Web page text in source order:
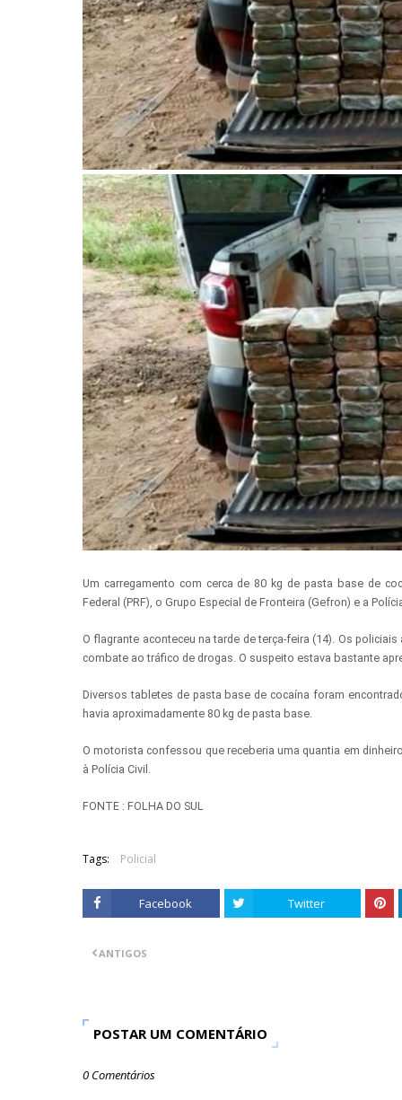
Um carregamento com cerca de 80 kg de pasta base de
Federal (PRF), o Grupo Especial de Fronteira (Gefron) e a
O flagrante aconteceu na tarde de terça-feira (14). Os
combate ao tráfico de drogas. O suspeito estava bastante
Diversos tabletes de pasta base de cocaína foram
havia aproximadamente 80 kg de pasta base.
O motorista confessou que receberia uma quantia em
à Polícia Civil.
FONTE : FOLHA DO SUL
Tags: Policial
Facebook Twitter
ANTIGOS
POSTAR UM COMENTÁRIO
0 Comentários